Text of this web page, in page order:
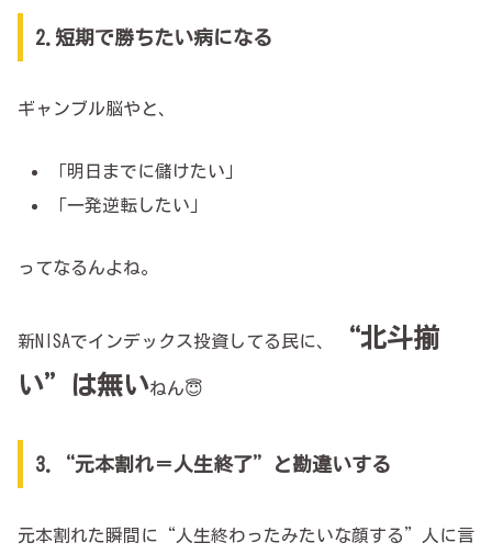
2.短期で勝ちたい病になる
ギャンブル脳やと、
「明日までに儲けたい」
「一発逆転したい」
ってなるんよね。
新NISAでインデックス投資してる民に、
“北斗揃
い”は無いねん😇
3.“元本割れ＝人生終了”と勘違いする
元本割れた瞬間に“人生終わったみたいな顔する”人に言